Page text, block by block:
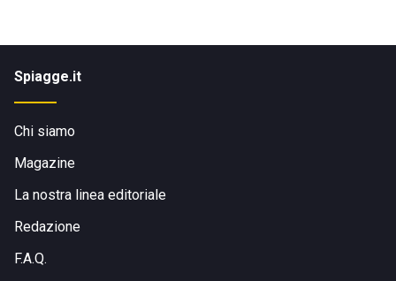
Spiagge.it
Chi siamo
Magazine
La nostra linea editoriale
Redazione
F.A.Q.